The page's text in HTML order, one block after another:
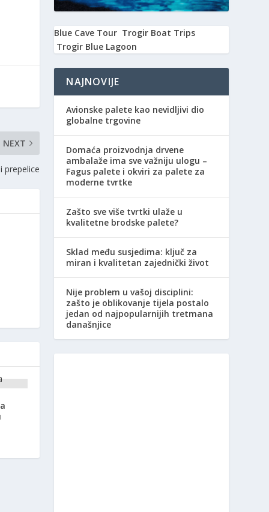
NEXT
prepelice
Blue Cave Tour Trogir Boat Trips
Trogir Blue Lagoon
NAJNOVIJE
Avionske palete kao nevidljivi dio
globalne trgovine
Domaća proizvodnja drvene
ambalaže ima sve važniju ulogu –
Fagus palete i okviri za palete za
moderne tvrtke
Zašto sve više tvrtki ulaže u
kvalitetne brodske palete?
Sklad među susjedima: ključ za
miran i kvalitetan zajednički život
Nije problem u vašoj disciplini:
zašto je oblikovanje tijela postalo
jedan od najpopularnijih tretmana
današnjice